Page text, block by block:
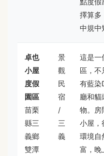
點度假
擇算多
中規中
卓也
小屋
度假
園區
苗栗
縣三
義鄉
雙潭
景
觀
民
宿
/
三
義
這是一
區，不
有藍染
廳和貓
物。房
小屋，
環境自
富，晚